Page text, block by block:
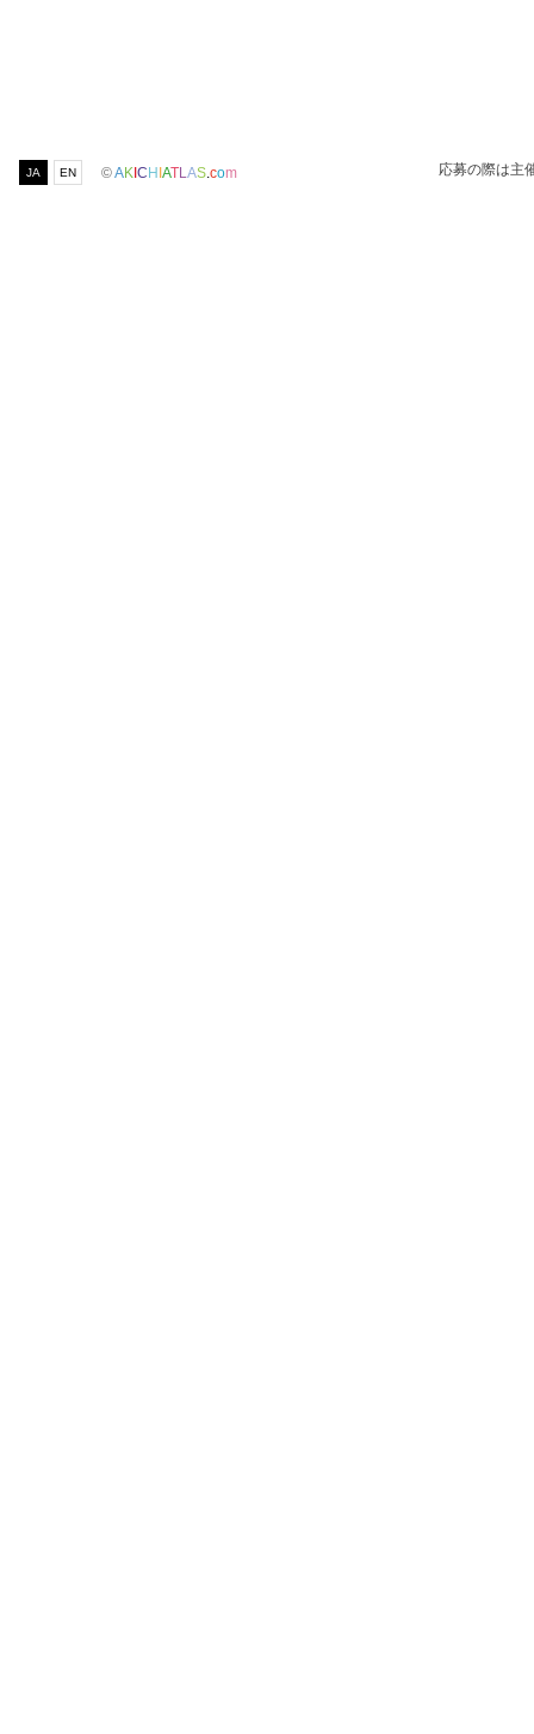
JA EN ©AKICHIATL AS com 応募の際は主